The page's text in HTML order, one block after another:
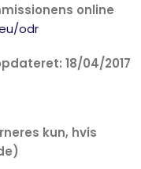
online
odr
18/04/2017
kun, hvis